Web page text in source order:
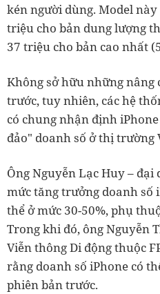
kén người dùng. Model
triệu cho bản dung lượng
37 triệu cho bản cao nhất
Không sở hữu những nâng
trước, tuy nhiên, các hệ
có chung nhận định
đảo" doanh số ở thị trường
Ông Nguyễn Lạc Huy – đại
mức tăng trưởng doanh số
thể ở mức 30-50%, phụ
Trong khi đó, ông Nguyễn
Viễn thông Di động thuộc
rằng doanh số iPhone có
phiên bản trước.